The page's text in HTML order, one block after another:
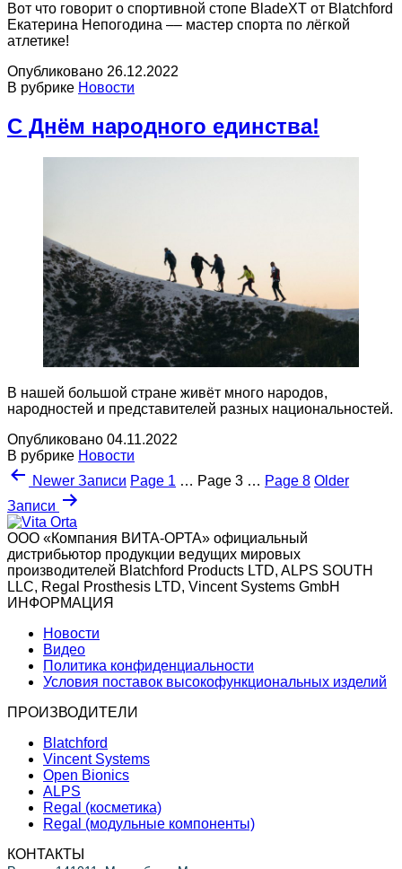
Вот что говорит о спортивной стопе BladeXT от Blatchford
Екатерина Непогодина –– мастер спорта по лёгкой
атлетике!
Опубликовано 26.12.2022
В рубрике Новости
С Днём народного единства!
В нашей большой стране живёт много народов,
народностей и представителей разных национальностей.
Опубликовано 04.11.2022
В рубрике Новости
Пагинация
записей
Newer Записи Page 1 … Page 3 … Page 8 Older
Записи
ООО «Компания ВИТА-ОРТА» официальный
дистрибьютор продукции ведущих мировых
производителей Blatchford Products LTD, ALPS SOUTH
LLC, Regal Prosthesis LTD, Vincent Systems GmbH
ИНФОРМАЦИЯ
Новости
Видео
Политика конфиденциальности
Условия поставок высокофункциональных изделий
ПРОИЗВОДИТЕЛИ
Blatchford
Vincent Systems
Open Bionics
ALPS
Regal (косметика)
Regal (модульные компоненты)
КОНТАКТЫ